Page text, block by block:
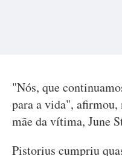
"Nós, que
para a vida", afirmou,
mãe da vítima, June
Pistorius cumpriu